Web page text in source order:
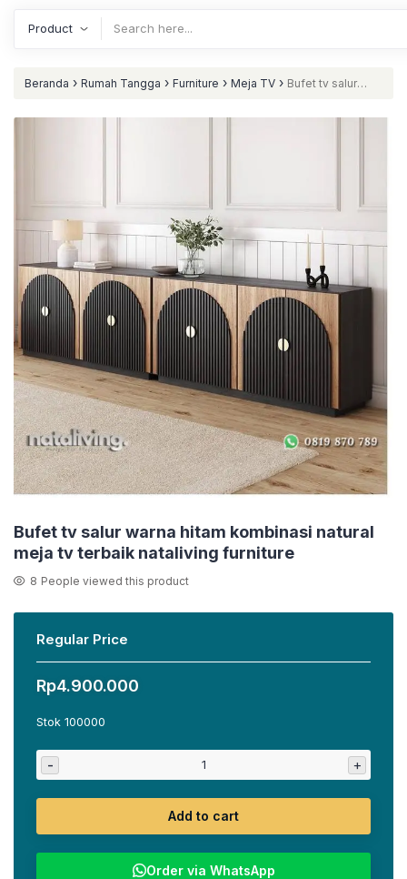
Beranda › Rumah Tangga › Furniture › Meja TV › Bufet tv salur
Bufet tv salur warna hitam kombinasi natural
meja tv terbaik nataliving furniture
8 People viewed this product
Regular Price
Rp4.900.000
Stok 100000
- +
Add to cart
Order via WhatsApp